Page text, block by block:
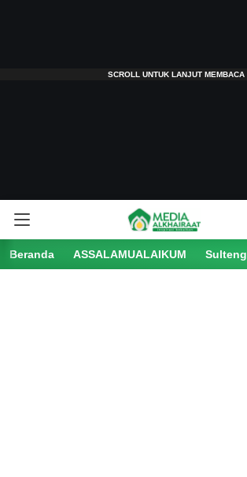
Beranda ASSALAMUALAIKUM Sulteng